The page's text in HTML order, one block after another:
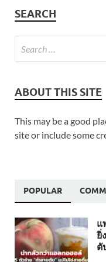
SEARCH
ABOUT THIS SITE
This may be a good
site or include some
POPULAR
แ
ยิ่
ตั